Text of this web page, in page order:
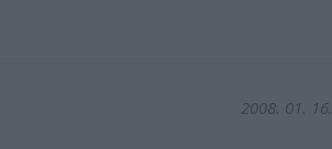
2008. 01. 16.